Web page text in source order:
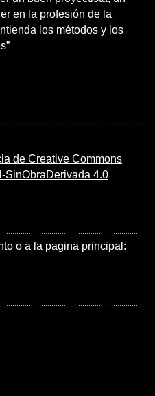
en la profesión de la
los métodos y los
de Creative Commons
SinObraDerivada 4.0
o a la pagina principal: